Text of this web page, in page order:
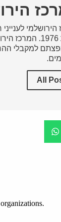
הירושלמי
משנת 1976.
למקבלי
All